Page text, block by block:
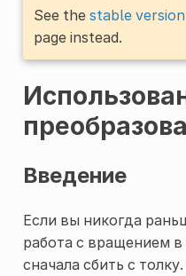
See the stable version
page instead.
Введение
Если вы никогда
работа с вращением
сначала сбить с